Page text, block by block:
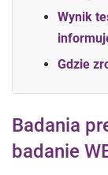
Wynik
Gdzie
Badania
badanie